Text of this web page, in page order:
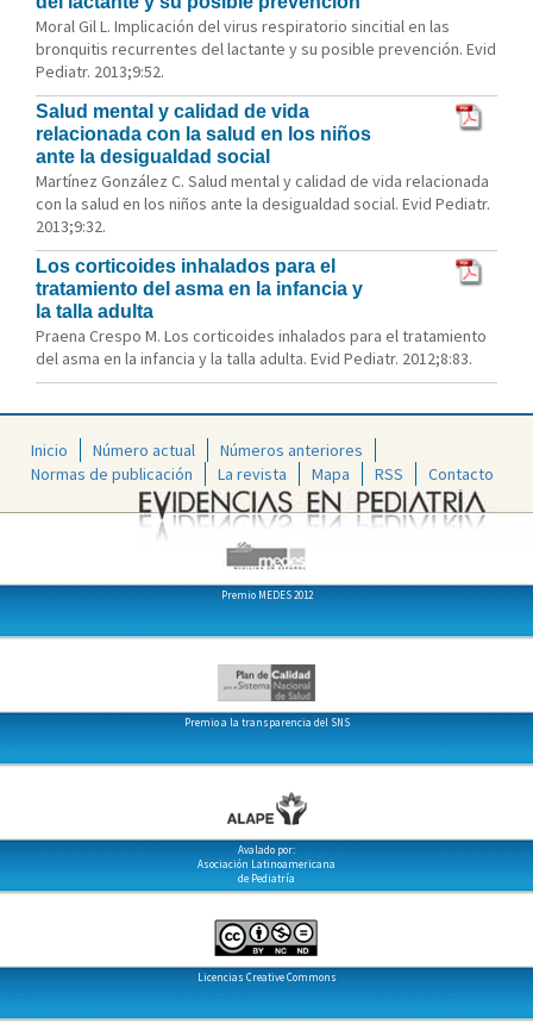
Moral Gil L. Implicación del virus respiratorio sincitial en las
bronquitis recurrentes del lactante y su posible prevención. Evid
Pediatr. 2013;9:52.
Salud mental y calidad de vida
relacionada con la salud en los niños
ante la desigualdad social
Martínez González C. Salud mental y calidad de vida relacionada
con la salud en los niños ante la desigualdad social. Evid Pediatr.
2013;9:32.
Los corticoides inhalados para el
tratamiento del asma en la infancia y
la talla adulta
Praena Crespo M. Los corticoides inhalados para el tratamiento
del asma en la infancia y la talla adulta. Evid Pediatr. 2012;8:83.
Inicio Número actual
Números anteriores
Normas de publicación
La revista Mapa RSS Contacto
Premio MEDES 2012
Premio a la transparencia del SNS
Avalado por:
Asociación Latinoamericana
de Pediatría
Licencias Creative Commons